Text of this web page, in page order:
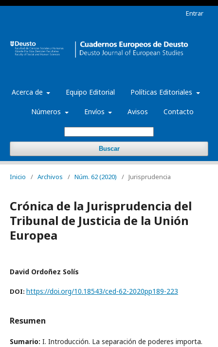
Acerca de Equipo Editorial Políticas Editoriales
Números Envíos Avisos Contacto
Buscar
Entrar
Inicio / Archivos / Núm. 62 (2020) / Jurisprudencia
Crónica de la Jurisprudencia del
Tribunal de Justicia de la Unión
Europea
David Ordoñez Solís
DOI: https://doi.org/10.18543/ced-62-2020pp189-223
Resumen
Sumario: I. Introducción. La separación de poderes importa.